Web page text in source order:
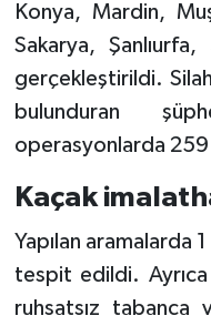
Konya, Mardin,
Sakarya,
gerçekleştirildi. Silah
bulunduran
operasyonlarda 259
Kaçak
Yapılan aramalarda
tespit edildi.
ruhsatsız tabanca